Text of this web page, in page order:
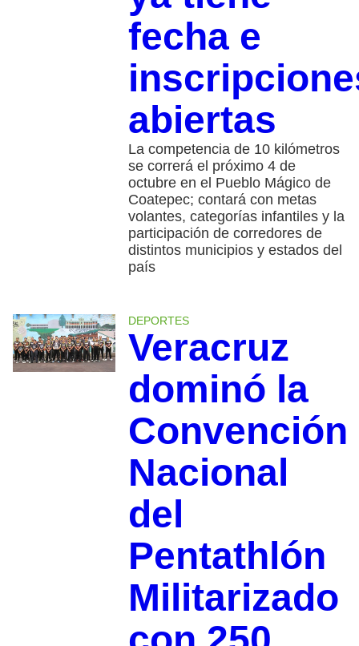
fecha e
abiertas
La competencia de 10 kilómetros
se correrá el próximo 4 de
octubre en el Pueblo Mágico de
Coatepec; contará con metas
volantes, categorías infantiles y la
participación de corredores de
distintos municipios y estados del
país
DEPORTES
Veracruz
dominó la
Convención
Nacional
del
Pentathlón
Militarizado